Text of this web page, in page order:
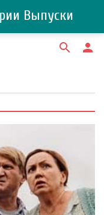
Выпуски
search person